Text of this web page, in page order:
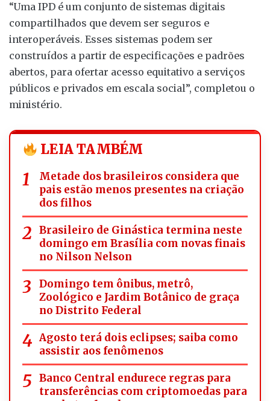
“Uma IPD é um conjunto de sistemas digitais
compartilhados que devem ser seguros e
interoperáveis. Esses sistemas podem ser
construídos a partir de especificações e padrões
abertos, para ofertar acesso equitativo a serviços
públicos e privados em escala social”, completou o
ministério.
LEIA TAMBÉM
Metade dos brasileiros considera que
pais estão menos presentes na criação
dos filhos
Brasileiro de Ginástica termina neste
domingo em Brasília com novas finais
no Nilson Nelson
Domingo tem ônibus, metrô,
Zoológico e Jardim Botânico de graça
no Distrito Federal
Agosto terá dois eclipses; saiba como
assistir aos fenômenos
Banco Central endurece regras para
transferências com criptomoedas para